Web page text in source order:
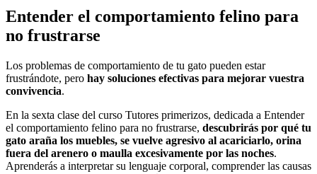
Entender el comportamiento felino para
no frustrarse
Los problemas de comportamiento de tu gato pueden estar
frustrándote, pero hay soluciones efectivas para mejorar vuestra
convivencia.
En la sexta clase del curso Tutores primerizos, dedicada a Entender
el comportamiento felino para no frustrarse, descubrirás por qué tu
gato araña los muebles, se vuelve agresivo al acariciarlo, orina
fuera del arenero o maulla excesivamente por las noches.
Aprenderás a interpretar su lenguaje corporal, comprender las causas